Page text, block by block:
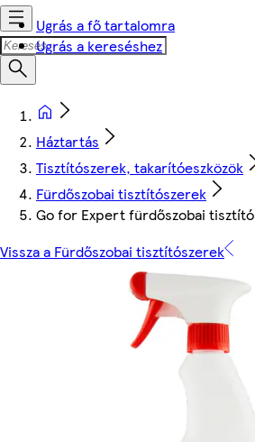
Ugrás a fő tartalomra
Ugrás a kereséshez
Háztartás
Tisztítószerek, takarítóeszközök
Fürdőszobai tisztítószerek
Go for Expert fürdőszobai
Vissza a Fürdőszobai tisztítószerek